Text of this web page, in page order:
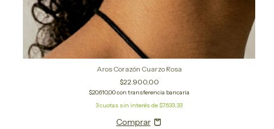
Aros Corazón Cuarzo Rosa
$22.900,00
$20.610,00con transferencia bancaria
3cuotas sin interés de $7.633,33